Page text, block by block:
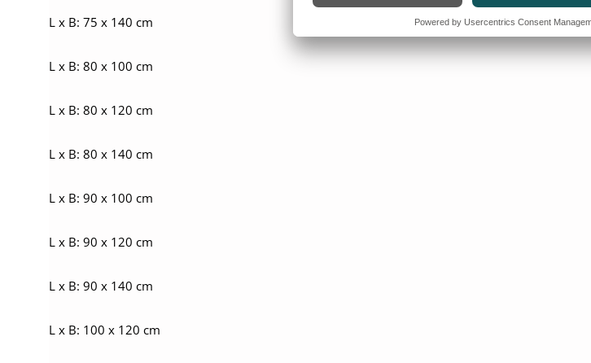
L x B: 75 x 140 cm
L x B: 80 x 100 cm
L x B: 80 x 120 cm
L x B: 80 x 140 cm
L x B: 90 x 100 cm
L x B: 90 x 120 cm
L x B: 90 x 140 cm
L x B: 100 x 120 cm